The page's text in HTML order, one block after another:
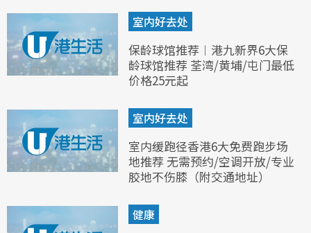
室内好去处
保龄球馆推荐︱港九新界6大保
龄球馆推荐 荃湾/黄埔/屯门最低
价格25元起
室内好去处
室内缓跑径香港6大免费跑步场
地推荐 无需预约/空调开放/专业
胶地不伤膝（附交通地址）
健康